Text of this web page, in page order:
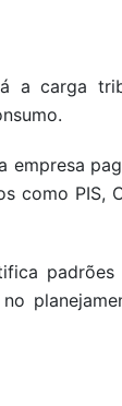
a carga
empresa
como PIS,
padrões